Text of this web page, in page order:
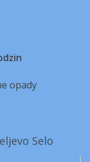
opady
Selo